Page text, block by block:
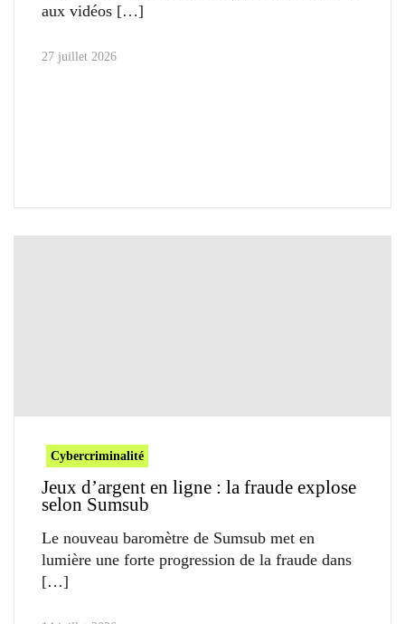
aux vidéos
27 juillet 2026
Cybercriminalité
Jeux d’argent en ligne : la fraude explose
selon Sumsub
Le nouveau baromètre de Sumsub met en
lumière une forte progression de la fraude dans